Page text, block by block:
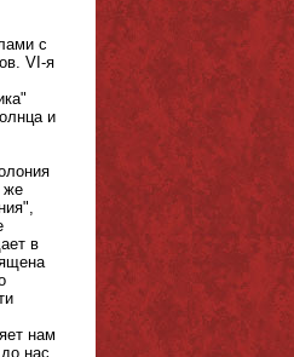
с
VI-я
и
же
в
нам
нас